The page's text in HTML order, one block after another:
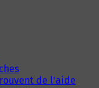
de l'aide